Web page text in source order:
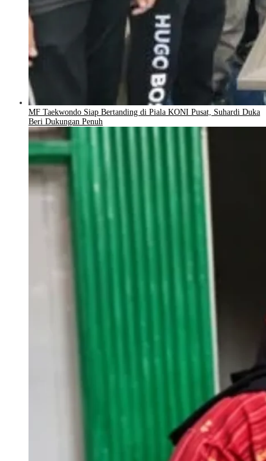
MF Taekwondo Siap Bertanding di Piala KONI Pusat, Suhardi Duka
Beri Dukungan Penuh